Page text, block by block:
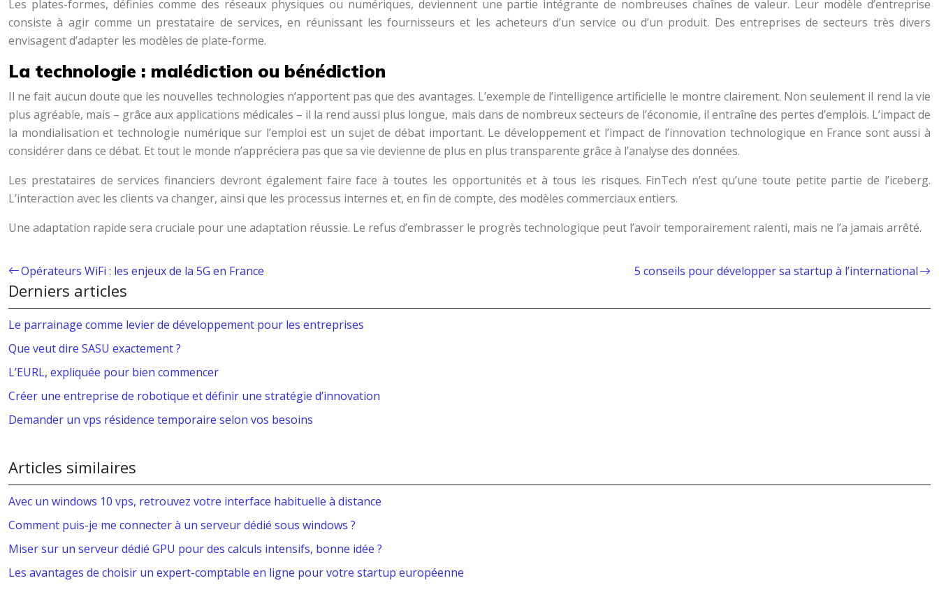
Les plates-formes, définies comme des réseaux physiques ou numériques, deviennent une partie intégrante de nombreuses chaînes de valeur. Leur modèle d’entreprise
consiste à agir comme un prestataire de services, en réunissant les fournisseurs et les acheteurs d’un service ou d’un produit. Des entreprises de secteurs très divers
envisagent d’adapter les modèles de plate-forme.
La technologie : malédiction ou bénédiction
Il ne fait aucun doute que les nouvelles technologies n’apportent pas que des avantages. L’exemple de l’intelligence artificielle le montre clairement. Non seulement il rend la vie
plus agréable, mais – grâce aux applications médicales – il la rend aussi plus longue, mais dans de nombreux secteurs de l’économie, il entraîne des pertes d’emplois. L’impact de
la mondialisation et technologie numérique sur l’emploi est un sujet de débat important. Le développement et l’impact de l’innovation technologique en France sont aussi à
considérer dans ce débat. Et tout le monde n’appréciera pas que sa vie devienne de plus en plus transparente grâce à l’analyse des données.
Les prestataires de services financiers devront également faire face à toutes les opportunités et à tous les risques. FinTech n’est qu’une toute petite partie de l’iceberg.
L’interaction avec les clients va changer, ainsi que les processus internes et, en fin de compte, des modèles commerciaux entiers.
Une adaptation rapide sera cruciale pour une adaptation réussie. Le refus d’embrasser le progrès technologique peut l’avoir temporairement ralenti, mais ne l’a jamais arrêté.
Opérateurs WiFi : les enjeux de la 5G en France 5 conseils pour développer sa startup à l’international
Derniers articles
Le parrainage comme levier de développement pour les entreprises
Que veut dire SASU exactement ?
L’EURL, expliquée pour bien commencer
Créer une entreprise de robotique et définir une stratégie d’innovation
Demander un vps résidence temporaire selon vos besoins
Articles similaires
Avec un windows 10 vps, retrouvez votre interface habituelle à distance
Comment puis-je me connecter à un serveur dédié sous windows ?
Miser sur un serveur dédié GPU pour des calculs intensifs, bonne idée ?
Les avantages de choisir un expert-comptable en ligne pour votre startup européenne